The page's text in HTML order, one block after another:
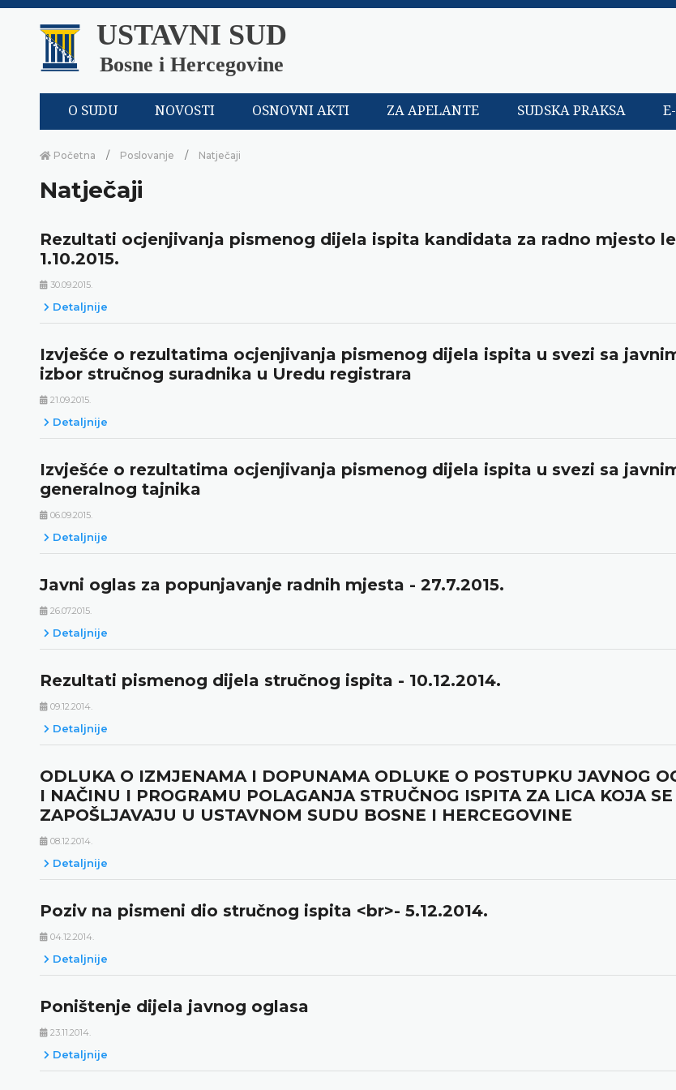
USTAVNI SUD
Bosne i Hercegovine
O SUDU NOVOSTI OSNOVNI AKTI ZA APELANTE SUDSKA PRAKSA
Početna Poslovanje Natječaji
Natječaji
Rezultati ocjenjivanja pismenog dijela ispita kandidata za radno mjesto
1.10.2015.
30.09.2015.
Detaljnije
Izvješće o rezultatima ocjenjivanja pismenog dijela ispita u svezi sa
izbor stručnog suradnika u Uredu registrara
21.09.2015.
Detaljnije
Izvješće o rezultatima ocjenjivanja pismenog dijela ispita u svezi sa
generalnog tajnika
06.09.2015.
Detaljnije
Javni oglas za popunjavanje radnih mjesta - 27.7.2015.
26.07.2015.
Detaljnije
Rezultati pismenog dijela stručnog ispita - 10.12.2014.
09.12.2014.
Detaljnije
ODLUKA O IZMJENAMA I DOPUNAMA ODLUKE O POSTUPKU JAVNOG
I NAČINU I PROGRAMU POLAGANJA STRUČNOG ISPITA ZA LICA KOJA SE
ZAPOŠLJAVAJU U USTAVNOM SUDU BOSNE I HERCEGOVINE
08.12.2014.
Detaljnije
Poziv na pismeni dio stručnog ispita <br>- 5.12.2014.
04.12.2014.
Detaljnije
Poništenje dijela javnog oglasa
23.11.2014.
Detaljnije